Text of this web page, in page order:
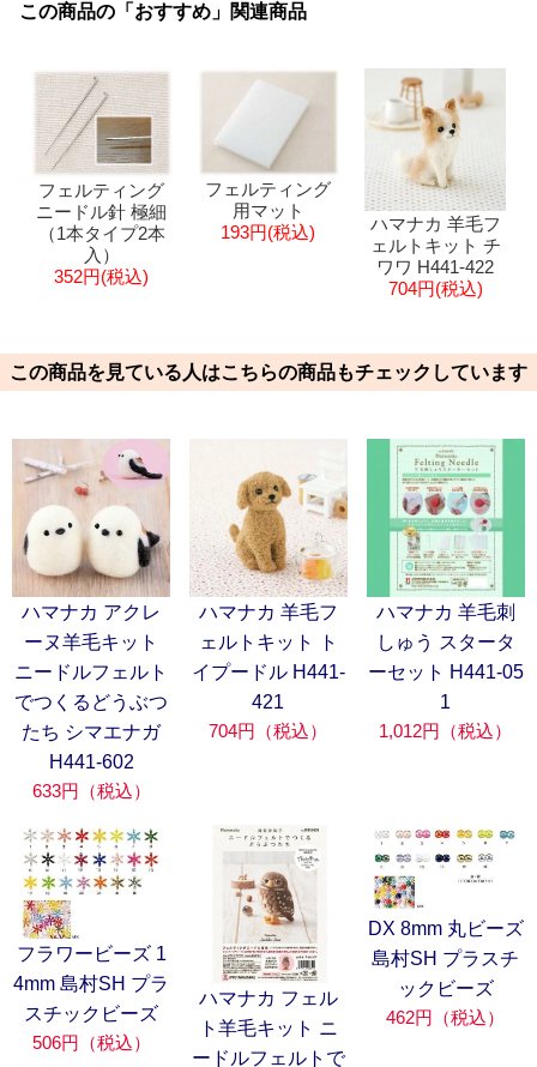
この商品の「おすすめ」関連商品
フェルティング
ニードル針 極細
（1本タイプ2本
入）
352円(税込)
フェルティング
用マット
193円(税込)
ハマナカ 羊毛フ
ェルトキット チ
ワワ H441-422
704円(税込)
この商品を見ている人はこちらの商品もチェックしています
ハマナカ アクレ
ーヌ羊毛キット
ニードルフェルト
でつくるどうぶつ
たち シマエナガ
H441-602
633円（税込）
ハマナカ 羊毛フ
ェルトキット ト
イプードル H441-
421
704円（税込）
ハマナカ 羊毛刺
しゅう スタータ
ーセット H441-05
1
1,012円（税込）
フラワービーズ 1
4mm 島村SH プラ
スチックビーズ
506円（税込）
ハマナカ フェル
ト羊毛キット ニ
ードルフェルトで
DX 8mm 丸ビーズ
島村SH プラスチ
ックビーズ
462円（税込）